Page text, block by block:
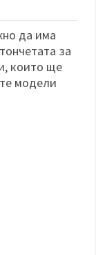
да има
за
които ще
модели